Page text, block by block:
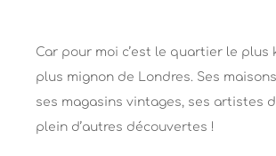
Car pour moi c’est le quartier le plus
plus mignon de Londres. Ses
ses magasins vintages, ses artistes
plein d’autres découvertes !